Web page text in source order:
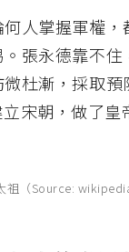
人掌握軍權
張永德靠不
杜漸，採取
宋朝，做了皇
祖（Source: wikipedia